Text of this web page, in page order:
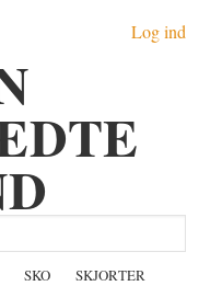
Log ind
SKO SKJORTER